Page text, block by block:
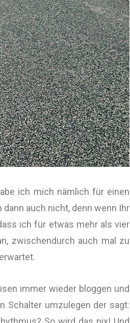
ich mich nämlich für einen
auch nicht, denn wenn Ihr
ich für etwas mehr als vier
zwischendurch auch mal zu
immer wieder bloggen und
Schalter umzulegen der sagt: